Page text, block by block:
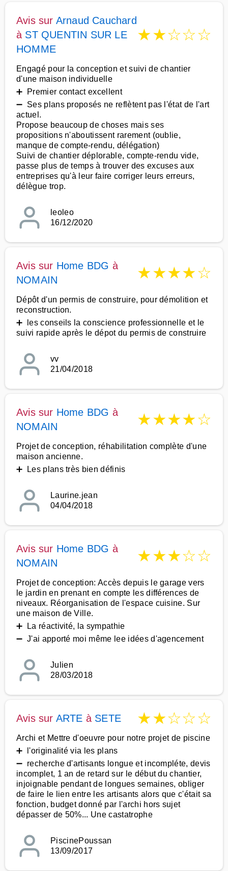
Avis sur Arnaud Cauchard
à ST QUENTIN SUR LE
HOMME
★★☆☆☆
Engagé pour la conception et suivi de chantier
d'une maison individuelle
➕ Premier contact excellent
➖ Ses plans proposés ne reflètent pas l'état de l'art
actuel.
Propose beaucoup de choses mais ses
propositions n'aboutissent rarement (oublie,
manque de compte-rendu, délégation)
Suivi de chantier déplorable, compte-rendu vide,
passe plus de temps à trouver des excuses aux
entreprises qu'à leur faire corriger leurs erreurs,
délègue trop.
leoleo
16/12/2020
Avis sur Home BDG à
NOMAIN
★★★★☆
Dépôt d'un permis de construire, pour démolition et
reconstruction.
➕ les conseils la conscience professionnelle et le
suivi rapide après le dépot du permis de construire
vv
21/04/2018
Avis sur Home BDG à
NOMAIN
★★★★☆
Projet de conception, réhabilitation complète d'une
maison ancienne.
➕ Les plans très bien définis
Laurine.jean
04/04/2018
Avis sur Home BDG à
NOMAIN
★★★☆☆
Projet de conception: Accès depuis le garage vers
le jardin en prenant en compte les différences de
niveaux. Réorganisation de l'espace cuisine. Sur
une maison de Ville.
➕ La réactivité, la sympathie
➖ J'ai apporté moi même lee idées d'agencement
Julien
28/03/2018
Avis sur ARTE à SETE ★★☆☆☆
Archi et Mettre d'oeuvre pour notre projet de piscine
➕ l'originalité via les plans
➖ recherche d'artisants longue et incompléte, devis
incomplet, 1 an de retard sur le début du chantier,
injoignable pendant de longues semaines, obliger
de faire le lien entre les artisants alors que c'était sa
fonction, budget donné par l'archi hors sujet
dépasser de 50%... Une castatrophe
PiscinePoussan
13/09/2017